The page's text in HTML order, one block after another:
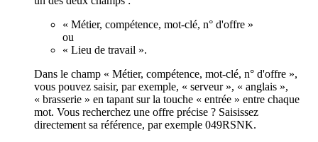
« Métier, compétence, mot-clé, n° d'offre »
ou
« Lieu de travail ».
Dans le champ « Métier, compétence, mot-clé, n° d'offre »,
vous pouvez saisir, par exemple, « serveur », « anglais »,
« brasserie » en tapant sur la touche « entrée » entre chaque
mot. Vous recherchez une offre précise ? Saisissez
directement sa référence, par exemple 049RSNK.